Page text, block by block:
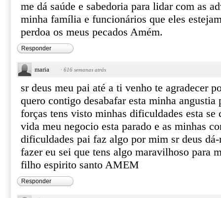
me dá saúde e sabedoria para lidar com as
minha família e funcionários que eles
perdoa os meus pecados Amém.
Responder
maria · 616 semanas atrás
sr deus meu pai até a ti venho te agradecer
quero contigo desabafar esta minha angustia
forças tens visto minhas dificuldades esta se
vida meu negocio esta parado e as minhas
dificuldades pai faz algo por mim sr deus
fazer eu sei que tens algo maravilhoso para
filho espirito santo AMEM
Responder